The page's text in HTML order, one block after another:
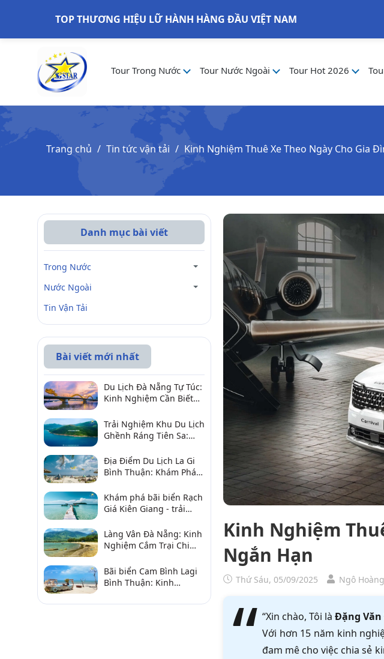
TOP THƯƠNG HIỆU LỮ HÀNH HÀNG ĐẦU VIỆT NAM
Tour Trong Nước Tour Nước Ngoài Tour Hot 2026
Trang chủ Tin tức vận tải Kinh Nghiệm Thuê Xe Theo Ngày Cho Gia
Kinh Nghiệm
Ngắn Hạn
Thứ Sáu, 05/09/2025 Ngô
“Xin chào, Tôi làĐặng
Với hơn 15 năm kinh
đam mê cho việc chia sẻ
Danh mục bài viết
Trong Nước
Nước Ngoài
Tin Vận Tải
Bài viết mới nhất
Du Lịch Đà Nẵng Tự Túc:
Kinh Nghiệm Cần Biết
Vời
Trải Nghiệm Khu Du Lịch
Ghềnh Ráng Tiên Sa:
Qua
Địa Điểm Du Lịch La Gi
Bình Thuận: Khám Phá 6
2026
Khám phá bãi biển Rạch
Giá Kiên Giang - trải
Làng Vân Đà Nẵng: Kinh
Nghiệm Cắm Trại Chi
Bãi biển Cam Bình Lagi
Bình Thuận: Kinh
sản, điểm gần